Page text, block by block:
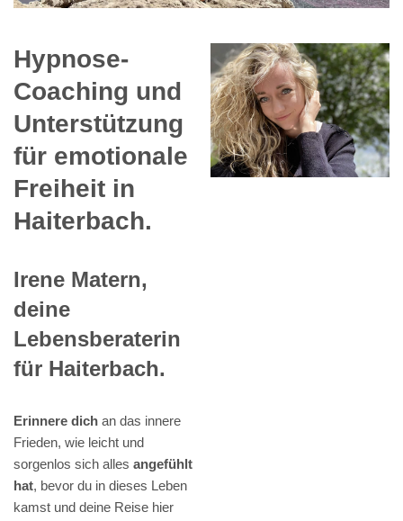
Hypnose-
Coaching und
Unterstützung
für emotionale
Freiheit in
Haiterbach.
Irene Matern,
deine
Lebensberaterin
für Haiterbach.
Erinnere dich an das innere
Frieden, wie leicht und
sorgenlos sich alles angefühlt
hat, bevor du in dieses Leben
kamst und deine Reise hier